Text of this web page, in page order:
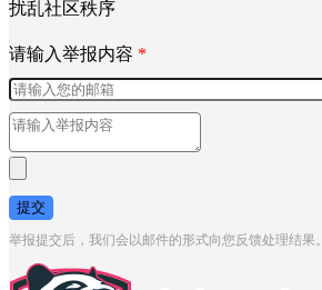
扰乱社区秩序
请输入举报内容 *
提交
举报提交后，我们会以邮件的形式向您反馈处理结果。